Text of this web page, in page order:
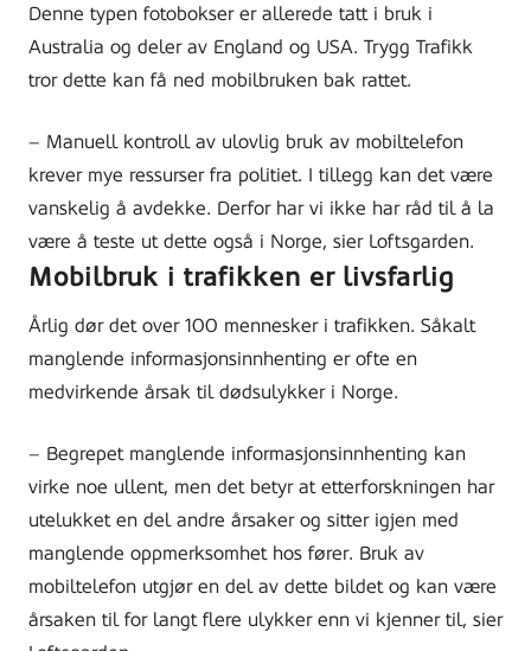
Denne typen fotobokser er allerede tatt i bruk i
Australia og deler av England og USA. Trygg Trafikk
tror dette kan få ned mobilbruken bak rattet.
– Manuell kontroll av ulovlig bruk av mobiltelefon
krever mye ressurser fra politiet. I tillegg kan det være
vanskelig å avdekke. Derfor har vi ikke har råd til å la
være å teste ut dette også i Norge, sier Loftsgarden.
Mobilbruk i trafikken er livsfarlig
Årlig dør det over 100 mennesker i trafikken. Såkalt
manglende informasjonsinnhenting er ofte en
medvirkende årsak til dødsulykker i Norge.
– Begrepet manglende informasjonsinnhenting kan
virke noe ullent, men det betyr at etterforskningen har
utelukket en del andre årsaker og sitter igjen med
manglende oppmerksomhet hos fører. Bruk av
mobiltelefon utgjør en del av dette bildet og kan være
årsaken til for langt flere ulykker enn vi kjenner til, sier